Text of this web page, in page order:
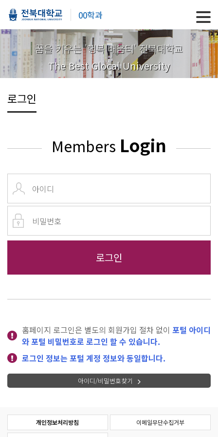
00학과
꿈을 키우는 '행복 배움터' 전북대학교
The Best Glocal University
로그인
Members Login
홈페이지 로그인은 별도의 회원가입 절차 없이 포털 아이디
와 포털 비밀번호로 로그인 할 수 있습니다.
로그인 정보는 포털 계정 정보와 동일합니다.
아이디/비밀번호찾기
개인정보처리방침 이메일무단수집거부